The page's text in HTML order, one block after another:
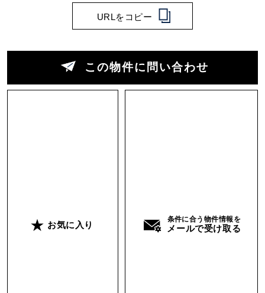
URLをコピー
この物件に問い合わせ
お気に入り
条件に合う物件情報を
メールで受け取る